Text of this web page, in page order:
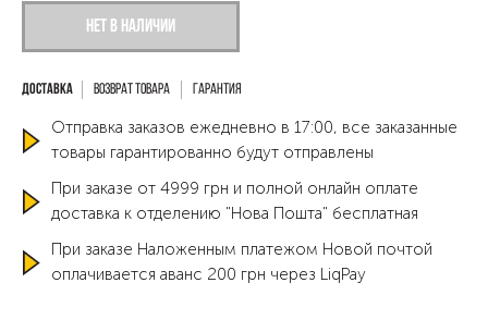
Нет в наличии
Возврат товара Гарантия
Отправка заказов ежедневно в 17:00, все заказанные
товары гарантированно будут отправлены
При заказе от 4999 грн и полной онлайн оплате
доставка к отделению "Нова Пошта" бесплатная
При заказе Наложенным платежом Новой почтой
оплачивается аванс 200 грн через LiqPay